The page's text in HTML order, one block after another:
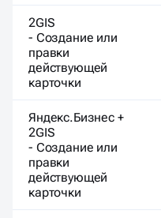
2GIS
- Создание или
правки
действующей
карточки
Яндекс.Бизнес +
2GIS
- Создание или
правки
действующей
карточки